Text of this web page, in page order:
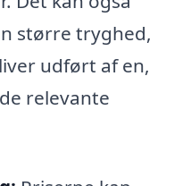
større tryghed,
udført af en,
relevante